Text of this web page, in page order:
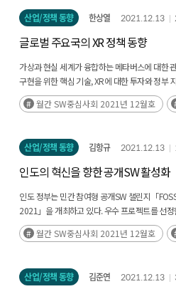
정부에서 세계적으로 4차산업혁명이라는 용어
중요성을 미리 파악하여 선제적으로 시행한 사
있다고 하겠다. 다만 이 사업을 처음 시작할 때는
아니라 우수한 인재 양성이라는 질적인 목표를
선정했었는데, 최근에는 지방 대학 우대 정책
경향이 짙어지는 것 같아서 우려가 된다. SW 인
의 중요성이 세계적인 화두가 되면서 AI 전문 인
우수한 SW 인재양성 체계를 갖추는 것이 중요
선발하여 지원하는 것으로 종료되어서 매우 안
최소한 석사 이상의 충분한 연구 경력을 거쳐야
인정받을 수 있다. 즉, AI 분야는 석사 수준의 인
가정해도, 몇 년 뒤에 최대 500명/년 정도의 AI
위해서는 지금이라도 AI 대학원 지원사업을 추
산업과 무역뿐만 아니라 외교와 동맹 및 군사·안
있다. 특히 최근에는 기술 이슈가국가안보의 쟁점
양상마저 드러내고 있다. 그야말로 디지털 분야
패권경쟁을 벌이고 있다. 글로벌 디지털 생태계
팬데믹이었음은 부인할 수 없다. 코로나19 위
untact) 환경을 배 경으로 하여, ICT기업은 물론
‘디지털 전환’을 해야만 생존할 수 있다는 인식
진정되더라도 디지털 경제와 비대면 경제로의
글로벌 차원에서 진행될 것이다. 그런데 이 과정
비대면 환경으로 옮겨 가면서 온라인 공간에서
있다는 점이다. 글 로벌하고 초국적인 차원에서
국가별로 분할되는 양상마저 드러내고 있다. 이
‘진영별 생태계’의 출현을 우려케 한다. 이러한 경
사이버 공간의 ‘정치사회적 장벽 세우기’를 넘
행보가 그 사례이다. 이러한 시도에는 글로벌 인
기술시스템의 구축을 고려 중인 것으로 알려졌
산업/정책 동향 한상열 2021.12.13
글로벌 주요국의 XR 정책 동향
가상과 현실 세계가 융합하는 메타버스에 대한
구현을 위한 핵심 기술, XR에 대한 투자와 정부
등 주요국의 XR 정책 지원 활동과 메타버스 관련
메타버스 활성화를 위한 정책적 시사점을 제공
월간 SW중심사회 2021년 12월호
산업/정책 동향 김항규 2021.12.13
인도의 혁신을 향한 공개SW 활성화
인도 정부는 민간 참여형 공개SW 챌린지「
2021」을 개최하고 있다. 우수 프로젝트를 선
단계까지 지원할 예정이다. 인도는 이를 통해 민
기술혁신을 도모하고 있다. 이는 기존에 조성한
있다. 공공영역에서의 재사용 및 조달 선정 기준
구축하고, 지역에는 공개SW 역량센터를 설립해
월간 SW중심사회 2021년 12월호
산업/정책 동향 김준연 2021.12.13